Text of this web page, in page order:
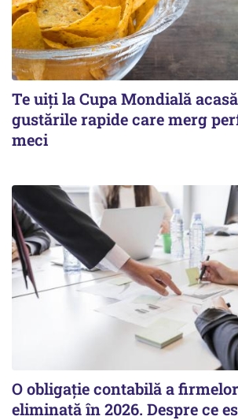
Te uiți la Cupa Mondială
gustările rapide care merg
meci
O obligație contabilă a
eliminată în 2026. Despre ce